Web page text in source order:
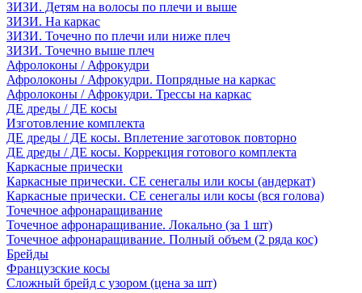
ЗИЗИ. Детям на волосы по плечи и выше
ЗИЗИ. На каркас
ЗИЗИ. Точечно по плечи или ниже плеч
ЗИЗИ. Точечно выше плеч
Афролоконы / Афрокудри
Афролоконы / Афрокудри. Попрядные на каркас
Афролоконы / Афрокудри. Трессы на каркас
ДЕ дреды / ДЕ косы
Изготовление комплекта
ДЕ дреды / ДЕ косы. Вплетение заготовок повторно
ДЕ дреды / ДЕ косы. Коррекция готового комплекта
Каркасные прически
Каркасные прически. СЕ сенегалы или косы (андеркат)
Каркасные прически. СЕ сенегалы или косы (вся голова)
Точечное афронаращивание
Точечное афронаращивание. Локально (за 1 шт)
Точечное афронаращивание. Полный объем (2 ряда кос)
Брейды
Французские косы
Сложный брейд с узором (цена за шт)